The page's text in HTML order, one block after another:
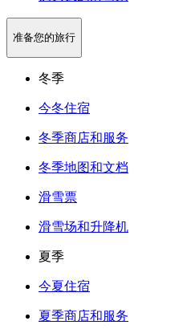
准备您的旅行
冬季
今冬住宿
冬季商店和服务
冬季地图和文档
滑雪票
滑雪场和升降机
夏季
今夏住宿
夏季商店和服务